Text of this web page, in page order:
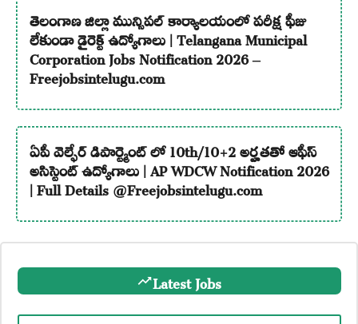
తెలంగాణ జిల్లా మున్సిపల్ కార్యాలయంలో పరీక్ష ఫీజు
లేకుండా డైరెక్ట్ ఉద్యోగాలు | Telangana Municipal
Corporation Jobs Notification 2026 –
Freejobsintelugu.com
ఏపీ వెల్ఫేర్ డిపార్ట్మెంట్ లో 10th/10+2 అర్హతతో ఆఫీస్
అసిస్టెంట్ ఉద్యోగాలు | AP WDCW Notification 2026
| Full Details @Freejobsintelugu.com
Latest Jobs